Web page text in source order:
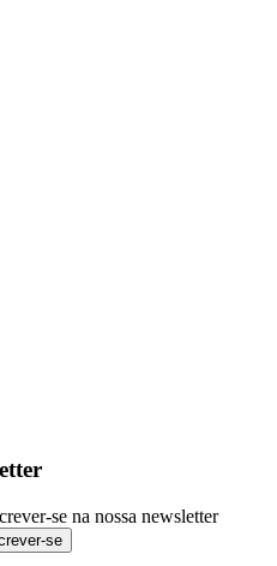
se na nossa newsletter
se